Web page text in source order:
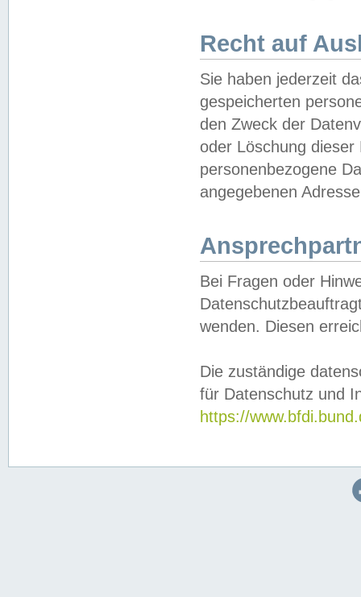
Recht auf
Sie haben jederzeit
gespeicherten
den Zweck der
oder Löschung
personenbezogene
angegebenen
Bei Fragen oder
wenden. Diesen
Die zuständige
für Datenschutz und
https://